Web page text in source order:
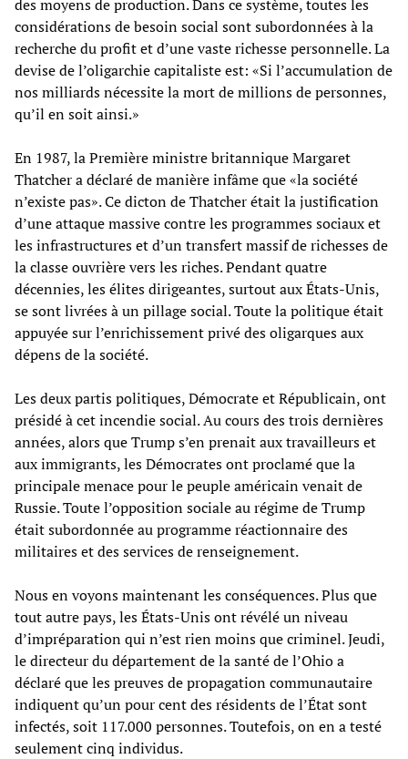
des moyens de production. Dans ce système, toutes les
considérations de besoin social sont subordonnées à la
recherche du profit et d’une vaste richesse personnelle. La
devise de l’oligarchie capitaliste est: «Si l’accumulation de
nos milliards nécessite la mort de millions de personnes,
qu’il en soit ainsi.»
En 1987, la Première ministre britannique Margaret
Thatcher a déclaré de manière infâme que «la société
n’existe pas». Ce dicton de Thatcher était la justification
d’une attaque massive contre les programmes sociaux et
les infrastructures et d’un transfert massif de richesses de
la classe ouvrière vers les riches. Pendant quatre
décennies, les élites dirigeantes, surtout aux États-Unis,
se sont livrées à un pillage social. Toute la politique était
appuyée sur l’enrichissement privé des oligarques aux
dépens de la société.
Les deux partis politiques, Démocrate et Républicain, ont
présidé à cet incendie social. Au cours des trois dernières
années, alors que Trump s’en prenait aux travailleurs et
aux immigrants, les Démocrates ont proclamé que la
principale menace pour le peuple américain venait de
Russie. Toute l’opposition sociale au régime de Trump
était subordonnée au programme réactionnaire des
militaires et des services de renseignement.
Nous en voyons maintenant les conséquences. Plus que
tout autre pays, les États-Unis ont révélé un niveau
d’impréparation qui n’est rien moins que criminel. Jeudi,
le directeur du département de la santé de l’Ohio a
déclaré que les preuves de propagation communautaire
indiquent qu’un pour cent des résidents de l’État sont
infectés, soit 117.000 personnes. Toutefois, on en a testé
seulement cinq individus.